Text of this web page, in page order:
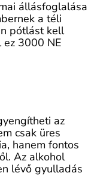
állásfoglalása
a téli
pótlást kell
ez 3000 NE
az
csak üres
hanem fontos
Az alkohol
lévő gyulladás